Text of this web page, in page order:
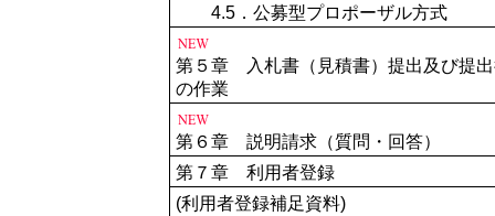
4.5．公募型プロポーザル方式
第５章 入札書（見積書）提出及び提
の作業
第６章 説明請求（質問・回答）
第７章 利用者登録
(利用者登録補足資料)